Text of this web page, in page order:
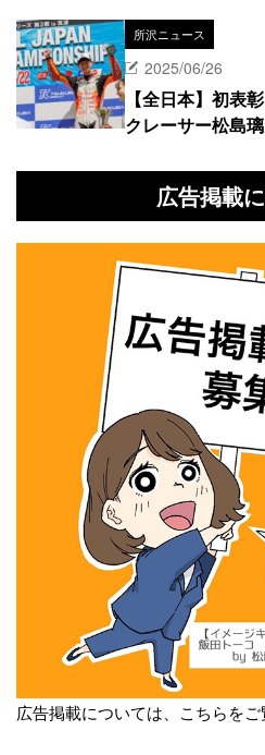
所沢ニュース
2025/06/26
【全日本】初表
クレーサー松島
広告掲載
広告掲載については、こちらをご